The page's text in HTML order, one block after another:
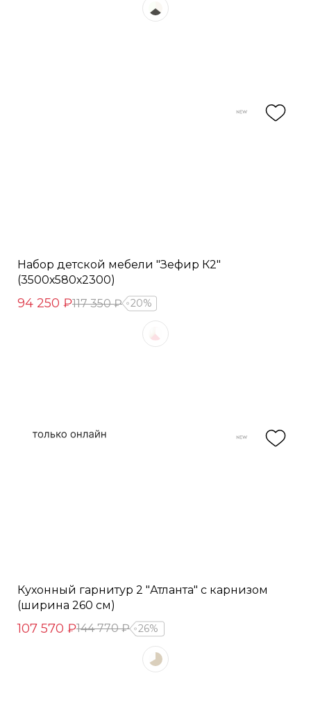
Набор детской мебели "Зефир К2"
(3500х580х2300)
94 250 ₽117 350 ₽ 20%
Кухонный гарнитур 2 "Атланта" с карнизом
(ширина 260 см)
107 570 ₽144 770 ₽ 26%